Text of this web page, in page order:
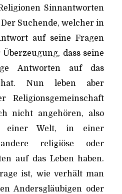
Sinnantworten
Der Suchende, welcher in
auf seine Fragen
dass seine
Antworten auf das
Nun leben aber
Religionsgemeinschaft
nicht angehören, also
einer Welt, in einer
religiöse oder
auf das Leben haben.
ist, wie verhält man
Andersgläubigen oder